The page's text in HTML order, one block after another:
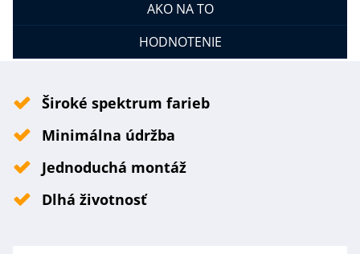
AKO NA TO
HODNOTENIE
Široké spektrum farieb
Minimálna údržba
Jednoduchá montáž
Dlhá životnosť